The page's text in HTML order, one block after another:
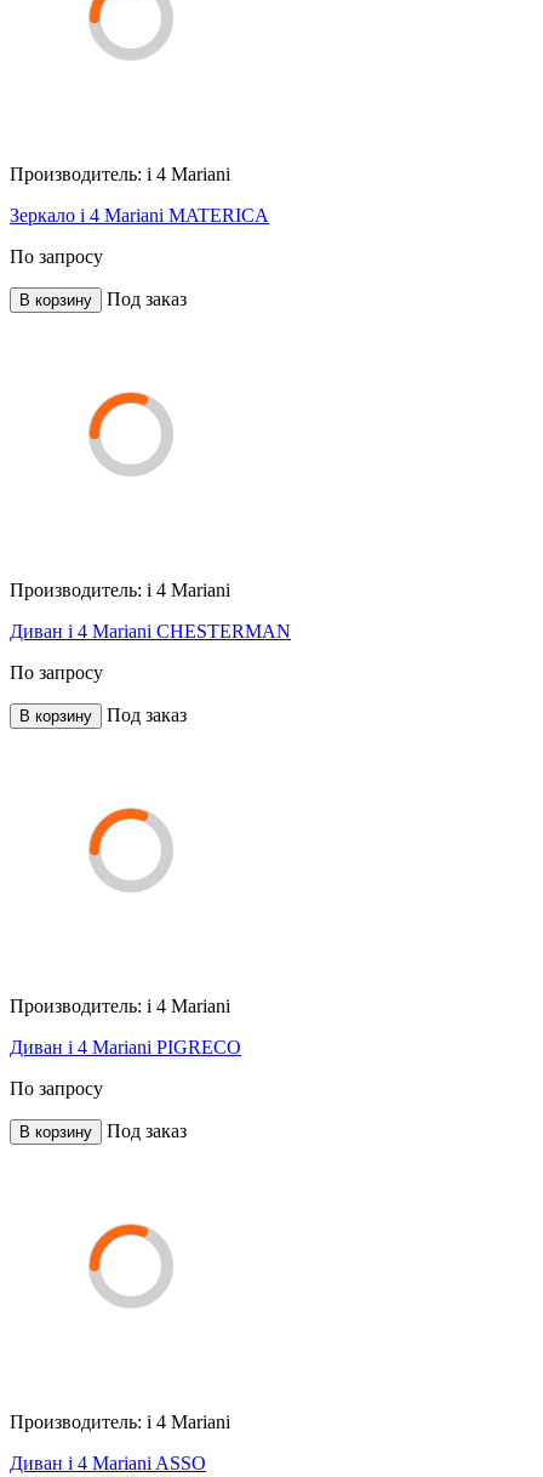
Производитель: i 4 Mariani
Зеркало i 4 Mariani MATERICA
По запросу
В корзину Под заказ
Производитель: i 4 Mariani
Диван i 4 Mariani CHESTERMAN
По запросу
В корзину Под заказ
Производитель: i 4 Mariani
Диван i 4 Mariani PIGRECO
По запросу
В корзину Под заказ
Производитель: i 4 Mariani
Диван i 4 Mariani ASSO